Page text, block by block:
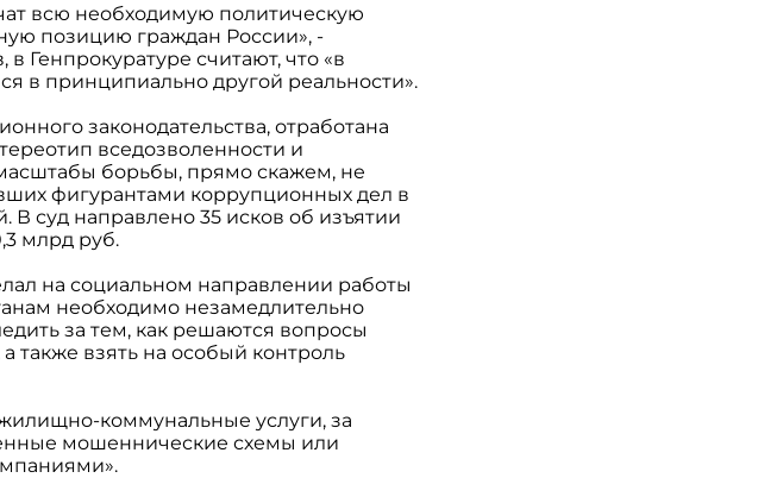
всю необходимую политическую
позицию граждан России», -
Генпрокуратуре считают, что «в
в принципиально другой реальности».
законодательства, отработана
вседозволенности и
борьбы, прямо скажем, не
фигурантами коррупционных дел в
В суд направлено 35 исков об изъятии
млрд руб.
на социальном направлении работы
необходимо незамедлительно
за тем, как решаются вопросы
также взять на особый контроль
коммунальные услуги, за
мошеннические схемы или